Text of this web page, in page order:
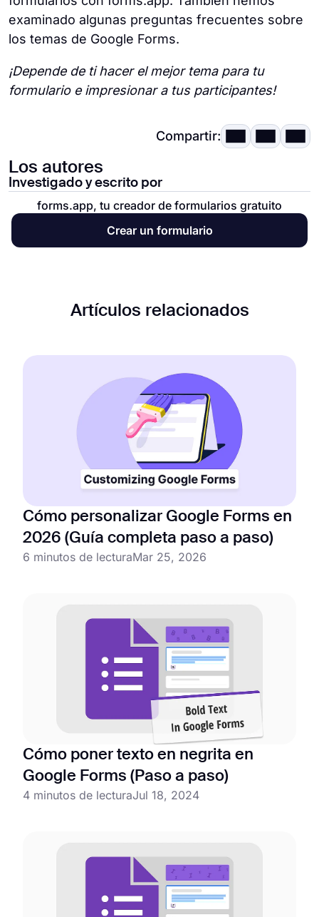
examinado algunas preguntas frecuentes sobre
los temas de Google Forms.
¡Depende de ti hacer el mejor tema para tu
formulario e impresionar a tus participantes!
Compartir:
Los autores
Investigado y escrito por
forms.app, tu creador de formularios gratuito
Crear un formulario
Artículos relacionados
Cómo personalizar Google Forms en
2026 (Guía completa paso a paso)
6 minutos de lecturaMar 25, 2026
Cómo poner texto en negrita en
Google Forms (Paso a paso)
4 minutos de lecturaJul 18, 2024